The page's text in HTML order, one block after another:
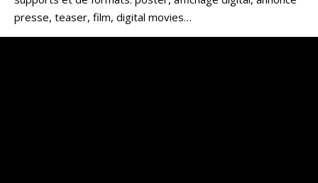
presse, teaser, film, digital movies…